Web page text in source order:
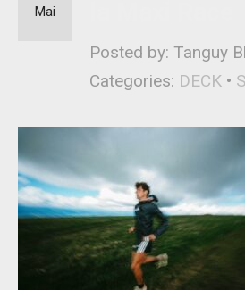
Posted by: Tanguy
Categories: DECK •
Mai